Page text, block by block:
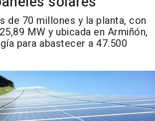
de 70 millones y la planta, con
MW y ubicada en Armiñón,
para abastecer a 47.500